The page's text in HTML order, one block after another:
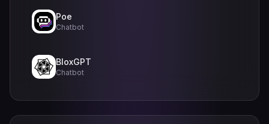
Poe
Chatbot
BloxGPT
Chatbot